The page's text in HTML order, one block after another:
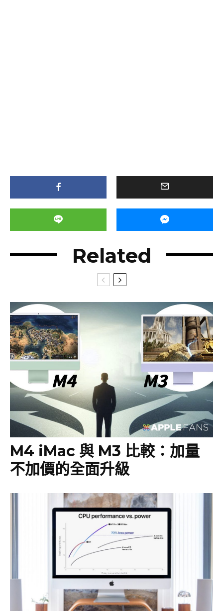
Related
M4 iMac 與 M3 比較：加量
不加價的全面升級